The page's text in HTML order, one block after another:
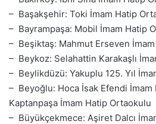
– Başakşehir: Toki İmam Hatip
– Bayrampaşa: Mobil İmam Hatip
– Beşiktaş: Mahmut Erseven
– Beykoz: Selahattin Karakaşlı
– Beylikdüzü: Yakuplu 125. Yıl
– Beyoğlu: Hoca İsak Efendi İmam
Kaptanpaşa İmam Hatip Ortaokulu
– Büyükçekmece: Aşiret Dalcı